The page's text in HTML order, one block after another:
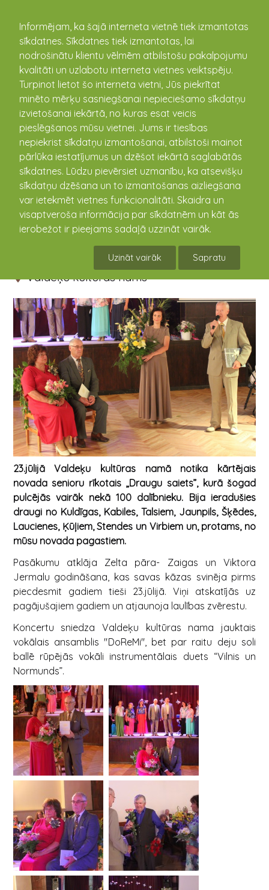
Informējam, ka šajā interneta vietnē tiek izmantotas
sīkdatnes. Sīkdatnes tiek izmantotas, lai
nodrošinātu klientu vēlmēm atbilstošu pakalpojumu
kvalitāti un uzlabotu interneta vietnes veiktspēju.
Turpinot lietot šo interneta vietni, Jūs piekrītat
minēto mērķu sasniegšanai nepieciešamo sīkdatņu
izvietošanai iekārtā, no kuras esat veicis
pieslēgšanos mūsu vietnei. Jums ir tiesības
nepiekrist sīkdatņu izmantošanai, atbilstoši mainot
pārlūka iestatījumus un dzēšot iekārtā saglabātās
sīkdatnes. Lūdzu pievērsiet uzmanību, ka atsevišķu
sīkdatņu dzēšana un to izmantošanas aizliegšana
var ietekmēt vietnes funkcionalitāti. Skaidra un
visaptveroša informācija par sīkdatnēm un kāt ās
ierobežot ir pieejams sadaļā uzzināt vairāk.
Uzināt vairāk Sapratu
kandava.lv
PASĀKUMU
KALENDĀRS
Seniori tiekas "Draugu saietā"
Valdeķu kultūras nams
23.jūlijā Valdeķu kultūras namā notika kārtējais
novada senioru rīkotais „Draugu saiets”, kurā šogad
pulcējās vairāk nekā 100 dalībnieku. Bija ieradušies
draugi no Kuldīgas, Kabiles, Talsiem, Jaunpils, Šķēdes,
Laucienes, Ķūļiem, Stendes un Virbiem un, protams, no
mūsu novada pagastiem.
Pasākumu atklāja Zelta pāra- Zaigas un Viktora
Jermalu godināšana, kas savas kāzas svinēja pirms
piecdesmit gadiem tieši 23.jūlijā. Viņi atskatījās uz
pagājušajiem gadiem un atjaunoja laulības zvērestu.
Koncertu sniedza Valdeķu kultūras nama jauktais
vokālais ansamblis "DoReMi", bet par raitu deju soli
ballē rūpējās vokāli instrumentālais duets “Vilnis un
Normunds”.